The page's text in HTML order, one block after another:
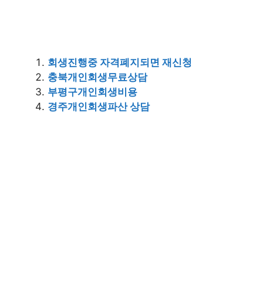
회생진행중 자격폐지되면 재신청
충북개인회생무료상담
부평구개인회생비용
경주개인회생파산 상담